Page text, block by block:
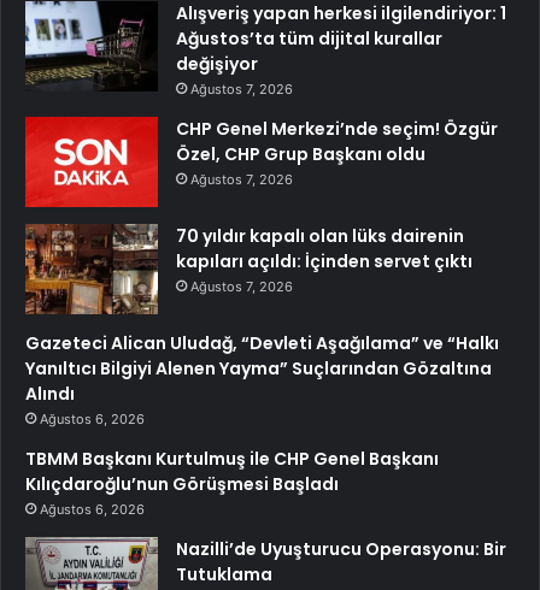
Alışveriş yapan herkesi ilgilendiriyor: 1
Ağustos’ta tüm dijital kurallar
değişiyor
Ağustos 7, 2026
CHP Genel Merkezi’nde seçim! Özgür
Özel, CHP Grup Başkanı oldu
Ağustos 7, 2026
70 yıldır kapalı olan lüks dairenin
kapıları açıldı: İçinden servet çıktı
Ağustos 7, 2026
Gazeteci Alican Uludağ, “Devleti Aşağılama” ve “Halkı
Yanıltıcı Bilgiyi Alenen Yayma” Suçlarından Gözaltına
Alındı
Ağustos 6, 2026
TBMM Başkanı Kurtulmuş ile CHP Genel Başkanı
Kılıçdaroğlu’nun Görüşmesi Başladı
Ağustos 6, 2026
Nazilli’de Uyuşturucu Operasyonu: Bir
Tutuklama